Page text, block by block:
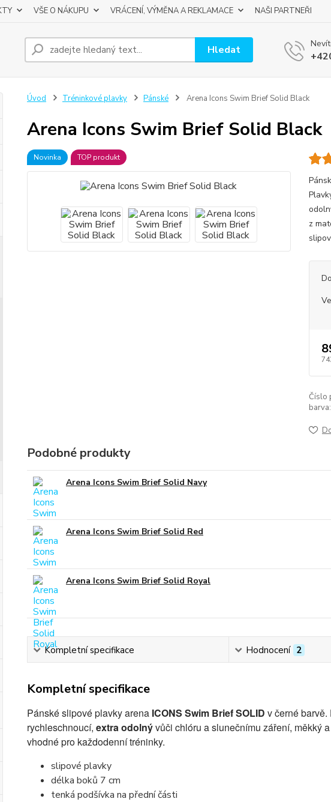
VŠE O NÁKUPU VRÁCENÍ, VÝMĚNA A REKLAMACE NAŠI PARTNEŘI
Hledat
Úvod Tréninkové plavky Pánské Arena Icons Swim Brief Solid Black
Arena Icons Swim Brief Solid Black
Novinka TOP produkt
z
Číslo
barva:
Podobné produkty
Arena Icons Swim Brief Solid Navy
Arena Icons Swim Brief Solid Red
Arena Icons Swim Brief Solid Royal
Kompletní specifikace Hodnocení 2
Kompletní specifikace
Pánské slipové plavky arena ICONS Swim BriefSOLID v černé
rychleschnoucí, extra odolnývůči chlóru a slunečnímu záření, měkký
vhodné pro každodenní tréninky.
slipové plavky
délka boků 7 cm
tenká podšívka na přední části